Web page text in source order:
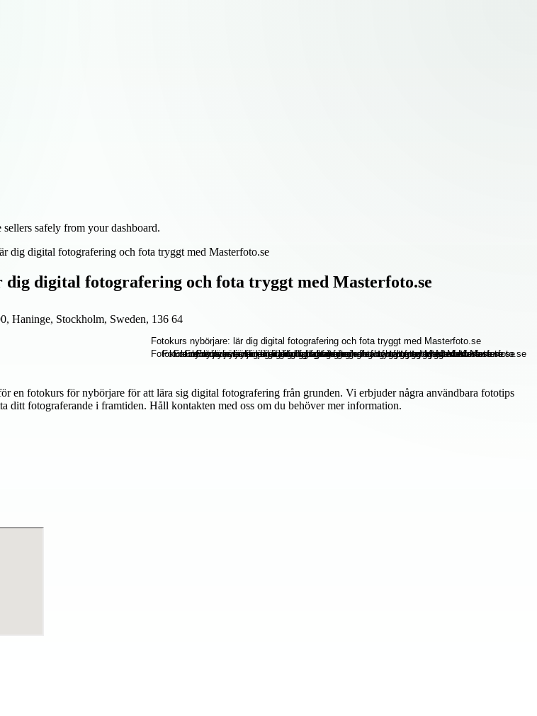
safely from your dashboard.
dig digital fotografering och fota tryggt med Masterfoto.se
digital fotografering och fota tryggt med Masterfoto.se
Haninge, Stockholm, Sweden, 136 64
en fotokurs för nybörjare för att lära sig digital fotografering från grunden. Vi erbjuder några användbara fototips
ditt fotograferande i framtiden. Håll kontakten med oss ​​om du behöver mer information.